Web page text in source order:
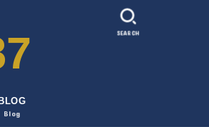
BLOG
Blog
SEARCH